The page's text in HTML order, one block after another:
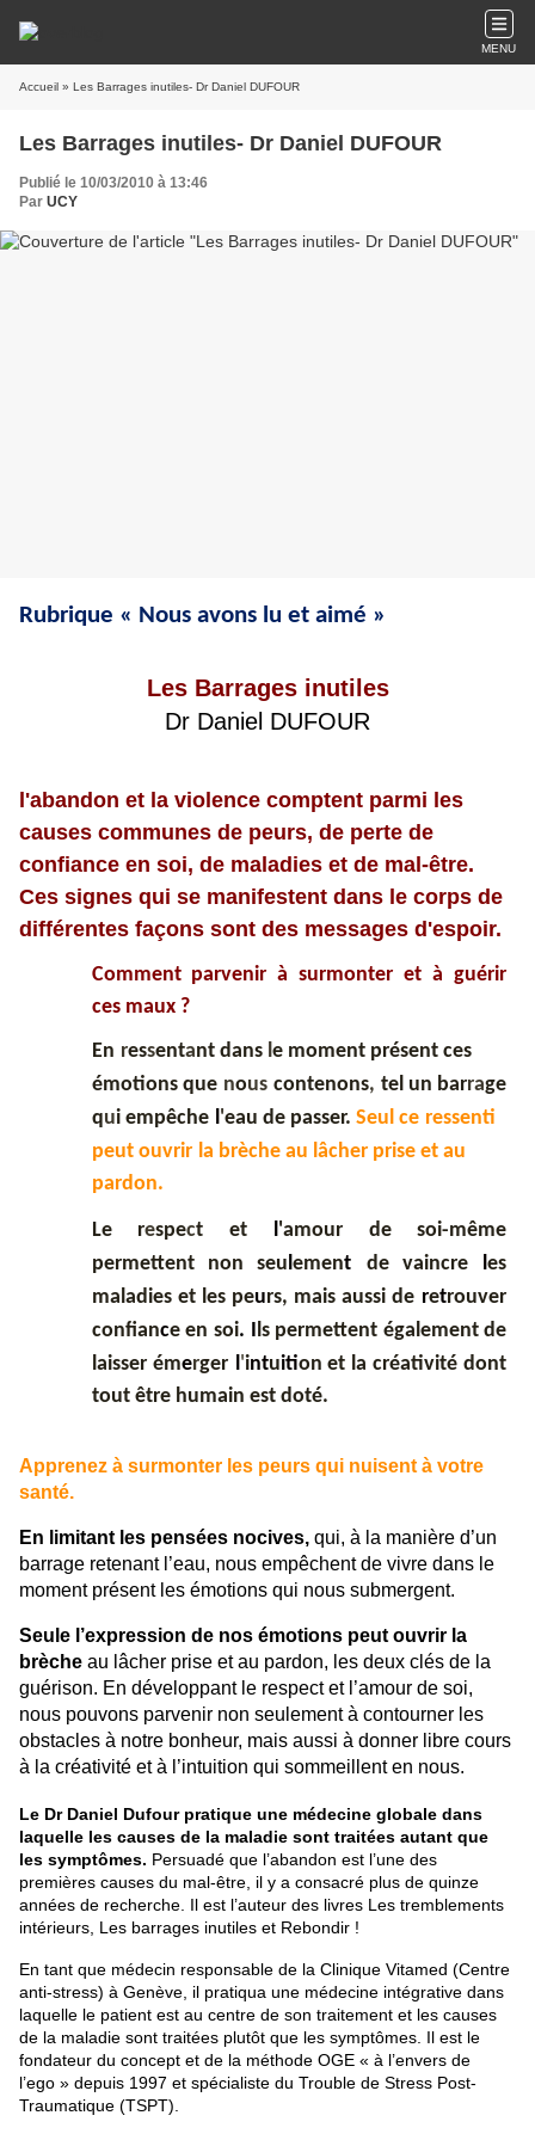
MENU
Accueil » Les Barrages inutiles- Dr Daniel DUFOUR
Les Barrages inutiles- Dr Daniel DUFOUR
Publié le 10/03/2010 à 13:46
Par UCY
Rubrique « Nous avons lu et aimé »
Les Barrages inutiles
Dr Daniel DUFOUR
'abandon et la vio ence comptent parmi les
causes communes de peurs, de perte de
confiance en soi, de ma ad ies et de mal-être.
Ces signes qui se manifestent dans e corps de
différentes façons sont des messages d 'espoir.
Comment parvenir à surmonter et à guérir
ces maux ?
En ressentant dans le moment présent ces
émotions que nous contenons, tel un barrage
qui empêche l'eau de passer. Seul ce ressenti
peut ouvrir la brèche au lâcher prise et au
pardon.
Le respect et
'amour de soi-même
permettent non seu lement de vaincre les
maladies et les peurs, mais aussi de retrouver
confiance en soi. ls permetent également de
laisser émerger 'intuition et la créativité dont
tout être humain est doté.
Apprenez à surmonter les peurs qui nuisent à votre
santé.
En limitant les pensées nocives, qui, à la manière d’un
barrage retenant l’eau, nous empêchent de vivre dans le
moment présent les émotions qui nous submergent.
Seule l’expression de nos émotions peut ouvrir la
brèche au lâcher prise et au pardon, les deux clés de la
guérison. En développant le respect et l’amour de soi,
nous pouvons parvenir non seulement à contourner les
obstacles à notre bonheur, mais aussi à donner libre cours
à la créativité et à l’intuition qui sommeillent en nous.
Le Dr Daniel Dufour pratique une médecine globale dans
laquelle les causes de la maladie sont traitées autant que
les symptômes. Persuadé que l’abandon est l’une des
premières causes du mal-être, il y a consacré plus de quinze
années de recherche. Il est l’auteur des livres Les tremblements
intérieurs, Les barrages inutiles et Rebondir !
En tant que médecin responsable de la Clinique Vitamed (Centre
anti-stress) à Genève, il pratiqua une médecine intégrative dans
laquelle le patient est au centre de son traitement et les causes
de la maladie sont traitées plutôt que les symptômes. Il est le
fondateur du concept et de la méthode OGE « à l’envers de
l’ego » depuis 1997 et spécialiste du Trouble de Stress Post-
Traumatique (TSPT).